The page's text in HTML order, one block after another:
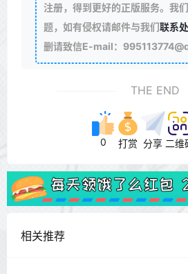
注册，得到更好的正版服务。我
题，如有侵权请邮件与我们联系
删请致信E-mail：
THE END
0 打赏 分享 二维
相关推荐